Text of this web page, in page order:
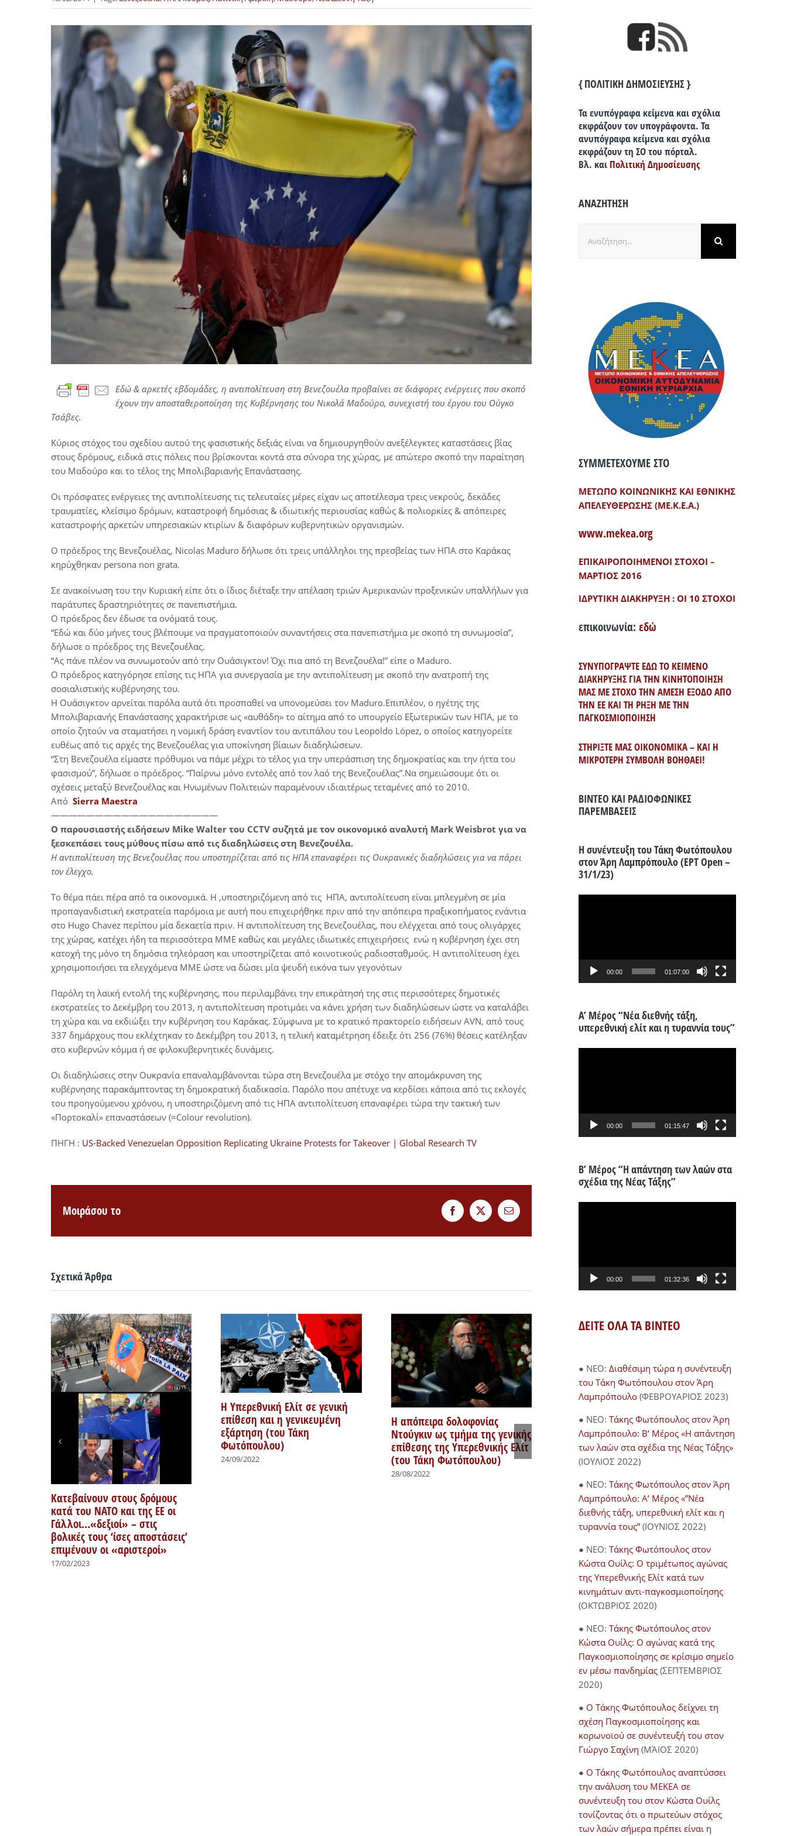
Προβολή
μεγαλύτερης
εικόνας
Εδώ & αρκετές εβδομάδες, η αντιπολίτευση στη Βενεζουέλα προβαίνει σε διάφορες ενέργειες που σκοπό
έχουν την αποσταθεροποίηση της Κυβέρνησης του Νικολά Μαδούρο, συνεχιστή του έργου του Ούγκο
Τσάβες.
Κύριος στόχος του σχεδίου αυτού της φασιστικής δεξιάς είναι να δημιουργηθούν ανεξέλεγκτες καταστάσεις βίας
στους δρόμους, ειδικά στις πόλεις που βρίσκονται κοντά στα σύνορα της χώρας, με απώτερο σκοπό την παραίτηση
του Μαδούρο και το τέλος της Μπολιβαριανής Επανάστασης.
Οι πρόσφατες ενέργειες της αντιπολίτευσης τις τελευταίες μέρες είχαν ως αποτέλεσμα τρεις νεκρούς, δεκάδες
τραυματίες, κλείσιμο δρόμων, καταστροφή δημόσιας & ιδιωτικής περιουσίας καθώς & πολιορκίες & απόπειρες
καταστροφής αρκετών υπηρεσιακών κτιρίων & διαφόρων κυβερνητικών οργανισμών.
Ο πρόεδρος της Βενεζουέλας, Nicolas Maduro δήλωσε ότι τρεις υπάλληλοι της πρεσβείας των ΗΠΑ στο Καράκας
κηρύχθηκαν persona non grata.
Σε ανακοίνωση του την Κυριακή είπε ότι ο ίδιος διέταξε την απέλαση τριών Αμερικανών προξενικών υπαλλήλων για
παράτυπες δραστηριότητες σε πανεπιστήμια.
Ο πρόεδρος δεν έδωσε τα ονόματά τους.
“Εδώ και δύο μήνες τους βλέπουμε να πραγματοποιούν συναντήσεις στα πανεπιστήμια με σκοπό τη συνωμοσία”,
δήλωσε ο πρόεδρος της Βενεζουέλας.
“Ας πάνε πλέον να συνωμοτούν από την Ουάσιγκτον! Όχι πια από τη Βενεζουέλα!” είπε ο Maduro.
Ο πρόεδρος κατηγόρησε επίσης τις ΗΠΑ για συνεργασία με την αντιπολίτευση με σκοπό την ανατροπή της
σοσιαλιστικής κυβέρνησης του.
Η Ουάσιγκτον αρνείται παρόλα αυτά ότι προσπαθεί να υπονομεύσει τον Maduro.Επιπλέον, ο ηγέτης της
Μπολιβαριανής Επανάστασης χαρακτήρισε ως «αυθάδη» το αίτημα από το υπουργείο Εξωτερικών των ΗΠΑ, με το
οποίο ζητούν να σταματήσει η νομική δράση εναντίον του αντιπάλου του Leopoldo López, ο οποίος κατηγορείτε
ευθέως από τις αρχές της Βενεζουέλας για υποκίνηση βίαιων διαδηλώσεων.
“Στη Βενεζουέλα είμαστε πρόθυμοι να πάμε μέχρι το τέλος για την υπεράσπιση της δημοκρατίας και την ήττα του
φασισμού”, δήλωσε ο πρόεδρος. “Παίρνω μόνο εντολές από τον λαό της Βενεζουέλας”.Να σημειώσουμε ότι οι
σχέσεις μεταξύ Βενεζουέλας και Ηνωμένων Πολιτειών παραμένουν ιδιαιτέρως τεταμένες από το 2010.
Από Sierra Maestra
———————————————————
Ο παρουσιαστής ειδήσεων Mike Walter του CCTV συζητά με τον οικονομικό αναλυτή Mark Weisbrot για να
ξεσκεπάσει τους μύθους πίσω από τις διαδηλώσεις στη Βενεζουέλα.
Η αντιπολίτευση της Βενεζουέλας που υποστηρίζεται από τις ΗΠΑ επαναφέρει τις Ουκρανικές διαδηλώσεις για να πάρει
τον έλεγχο.
Το θέμα πάει πέρα από τα οικονομικά. Η ,υποστηριζόμενη από τις ΗΠΑ, αντιπολίτευση είναι μπλεγμένη σε μία
προπαγανδιστική εκστρατεία παρόμοια με αυτή που επιχειρήθηκε πριν από την απόπειρα πραξικοπήματος ενάντια
στο Hugo Chavez περίπου μία δεκαετία πριν. Η αντιπολίτευση της Βενεζουέλας, που ελέγχεται από τους ολιγάρχες
της χώρας, κατέχει ήδη τα περισσότερα ΜΜΕ καθώς και μεγάλες ιδιωτικές επιχειρήσεις ενώ η κυβέρνηση έχει στη
κατοχή της μόνο τη δημόσια τηλεόραση και υποστηρίζεται από κοινοτικούς ραδιοσταθμούς. Η αντιπολίτευση έχει
χρησιμοποιήσει τα ελεγχόμενα ΜΜΕ ώστε να δώσει μία ψευδή εικόνα των γεγονότων
Παρόλη τη λαϊκή εντολή της κυβέρνησης, που περιλαμβάνει την επικράτησή της στις περισσότερες δημοτικές
εκστρατείες το Δεκέμβρη του 2013, η αντιπολίτευση προτιμάει να κάνει χρήση των διαδηλώσεων ώστε να καταλάβει
τη χώρα και να εκδιώξει την κυβέρνηση του Καράκας. Σύμφωνα με το κρατικό πρακτορείο ειδήσεων AVN, από τους
337 δημάρχους που εκλέχτηκαν το Δεκέμβρη του 2013, η τελική καταμέτρηση έδειξε ότι 256 (76%) θέσεις κατέληξαν
στο κυβερνών κόμμα ή σε φιλοκυβερνητικές δυνάμεις.
Οι διαδηλώσεις στην Ουκρανία επαναλαμβάνονται τώρα στη Βενεζουέλα με στόχο την απομάκρυνση της
κυβέρνησης παρακάμπτοντας τη δημοκρατική διαδικασία. Παρόλο που απέτυχε να κερδίσει κάποια από τις εκλογές
του προηγούμενου χρόνου, η υποστηριζόμενη από τις ΗΠΑ αντιπολίτευση επαναφέρει τώρα την τακτική των
«Πορτοκαλί» επαναστάσεων (=Colour revolution).
ΠΗΓΗ : US-Backed Venezuelan Opposition Replicating Ukraine Protests for Takeover | Global Research TV
Μοιράσου το FacebookTwitterEmail
Σχετικά Άρθρα
Κατεβαίνουν στους δρόμους
κατά του ΝΑΤΟ και της ΕΕ οι
Γάλλοι…«δεξιοί» – στις
βολικές τους ‘ίσες αποστάσεις’
επιμένουν οι «αριστεροί»
17/02/2023
Η Υπερεθνική Ελίτ σε γενική
επίθεση και η γενικευμένη
εξάρτηση (του Τάκη
Φωτόπουλου)
24/09/2022
H απόπειρα δολοφονίας
Ντούγκιν ως τμήμα της γενικής
επίθεσης της Υπερεθνικής Ελίτ
(του Τάκη Φωτόπουλου)
28/08/2022
Ανακοίνωση ΜΕΚΕΑ | Τα
κινήματα εθνικής κυριαρχίας
σε άνοδο: από τη Γαλλία μέχρι
τη Λατινική Αμερική
22/06/2022
23/05/2022
{ ΠΟΛΙΤΙΚΗ ΔΗΜΟΣΙΕΥΣΗΣ }
Τα ενυπόγραφα κείμενα και σχόλια
εκφράζουν τον υπογράφοντα. Τα
ανυπόγραφα κείμενα και σχόλια
εκφράζουν τη ΣΟ του πόρταλ.
Βλ. και Πολιτική Δημοσίευσης
ΑΝΑΖΗΤΗΣΗ
για:
ΣΥΜΜΕΤΕΧΟΥΜΕ ΣΤΟ
ΜΕΤΩΠΟ ΚΟΙΝΩΝΙΚΗΣ ΚΑΙ ΕΘΝΙΚΗΣ
ΑΠΕΛΕΥΘΕΡΩΣΗΣ (ΜΕ.Κ.Ε.Α.)
www.mekea.org
ΕΠΙΚΑΙΡΟΠΟΙΗΜΕΝΟΙ ΣΤΟΧΟΙ –
ΜΑΡΤΙΟΣ 2016
ΙΔΡΥΤΙΚΗ ΔΙΑΚΗΡΥΞΗ : ΟΙ 10 ΣΤΟΧΟΙ
επικοινωνία: εδώ
ΣΥΝΥΠΟΓΡΑΨΤΕ ΕΔΩ ΤΟ ΚΕΙΜΕΝΟ
ΔΙΑΚΗΡΥΞΗΣ ΓΙΑ ΤΗΝ ΚΙΝΗΤΟΠΟΙΗΣΗ
ΜΑΣ ΜΕ ΣΤΟΧΟ ΤΗΝ ΑΜΕΣΗ ΕΞΟΔΟ ΑΠΟ
ΤΗΝ ΕΕ ΚΑΙ ΤΗ ΡΗΞΗ ΜΕ ΤΗΝ
ΠΑΓΚΟΣΜΙΟΠΟΙΗΣΗ
ΣΤΗΡΙΞΤΕ ΜΑΣ ΟΙΚΟΝΟΜΙΚΑ – ΚΑΙ Η
ΜΙΚΡΟΤΕΡΗ ΣΥΜΒΟΛΗ ΒΟΗΘΑΕΙ!
ΒΙΝΤΕΟ ΚΑΙ ΡΑΔΙΟΦΩΝΙΚΕΣ
ΠΑΡΕΜΒΑΣΕΙΣ
Η συνέντευξη του Τάκη Φωτόπουλου
στον Άρη Λαμπρόπουλο (ΕΡΤ Open –
31/1/23)
00:00 01:07:00
Α’ Μέρος “Νέα διεθνής τάξη,
υπερεθνική ελίτ και η τυραννία τους”
00:00 01:15:47
Β’ Μέρος “Η απάντηση των λαών στα
σχέδια της Νέας Τάξης”
00:00 01:32:36
ΔΕΙΤΕ ΟΛΑ ΤΑ ΒΙΝΤΕΟ
● NEO: Διαθέσιμη τώρα η συνέντευξη
του Τάκη Φωτόπουλου στον Άρη
Λαμπρόπουλο(ΦΕΒΡΟΥΑΡΙΟΣ 2023)
● NEO: Τάκης Φωτόπουλος στον Άρη
Λαμπρόπουλο: Β’ Μέρος «Η απάντηση
των λαών στα σχέδια της Νέας Τάξης»
(ΙΟΥΛΙΟΣ 2022)
● NEO: Τάκης Φωτόπουλος στον Άρη
Λαμπρόπουλο: Α’ Μέρος «”Νέα
διεθνής τάξη, υπερεθνική ελίτ και η
τυραννία τους” (ΙΟΥΝΙΟΣ 2022)
● NEO: Τάκης Φωτόπουλος στον
Κώστα Ουίλς: Ο τριμέτωπος αγώνας
της Υπερεθνικής Ελίτ κατά των
κινημάτων αντι-παγκοσμιοποίησης
(ΟΚΤΩΒΡΙΟΣ 2020)
● NEO: Τάκης Φωτόπουλος στον
Κώστα Ουίλς: Ο αγώνας κατά της
Παγκοσμιοποίησης σε κρίσιμο σημείο
εν μέσω πανδημίας (ΣΕΠΤΕΜΒΡΙΟΣ
2020)
● Ο Τάκης Φωτόπουλος δείχνει τη
σχέση Παγκοσμιοποίησης και
κορωνοϊού σε συνέντευξή του στον
Γιώργο Σαχίνη (ΜΆΙΟΣ 2020)
● O Τάκης Φωτόπουλος αναπτύσσει
την ανάλυση του ΜΕΚΕΑ σε
συνέντευξη του στον Κώστα Ουίλς
τονίζοντας ότι ο πρωτεύων στόχος
των λαών σήμερα πρέπει είναι η